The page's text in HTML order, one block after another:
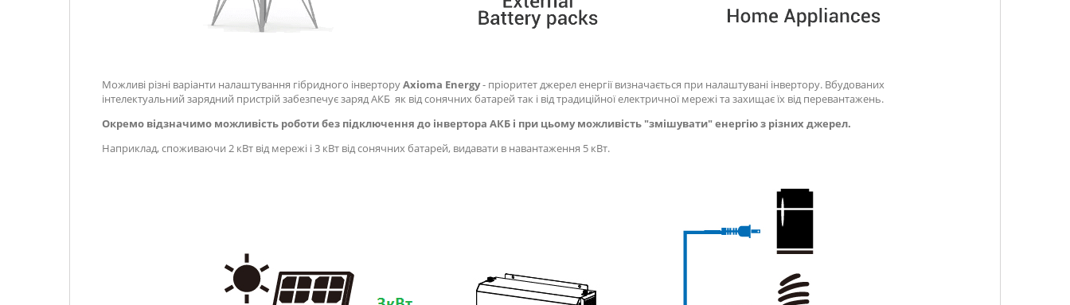
Можливі різні варіанти налаштування гібридного інверторуAxioma Energy- пріоритет джерел енергії визначається при налаштувані інвертору. Вбудованих
інтелектуальний зарядний пристрій забезпечує заряд АКБ як від сонячних батарей так і від традиційної електричної мережі та захищає їх від перевантажень.
Окремо відзначимо можливість роботи без підключення до інвертора АКБ і при цьому можливість "змішувати" енергію з різних джерел.
Наприклад, споживаючи 2 кВт від мережі і 3 кВт від сонячних батарей, видавати в навантаження 5 кВт.